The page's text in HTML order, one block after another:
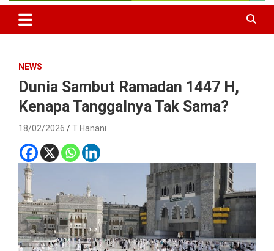
NEWS
Dunia Sambut Ramadan 1447 H,
Kenapa Tanggalnya Tak Sama?
18/02/2026 T Hanani